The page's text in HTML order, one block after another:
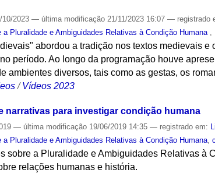
10/2023— última modificação 21/11/2023 16:07— registrado
Pluralidade e Ambiguidades Relativas à Condição Humana ,
abordou a tradição nos textos medievais e
período. Ao longo da programação houve
ambientes diversos, tais como as gestas, os
/Vídeos 2023
narrativas para investigar condição humana
— última modificação 19/06/2019 14:35— registrado em:
Pluralidade e Ambiguidades Relativas à Condição Humana,
sobre a Pluralidade e Ambiguidades Relativas à
relações humanas e história.